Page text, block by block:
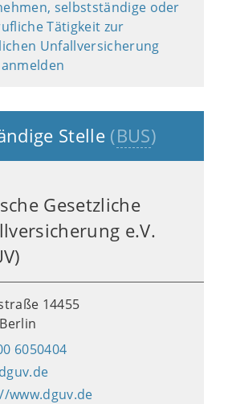
selbstständige oder
Tätigkeit zur
Unfallversicherung
Stelle (BUS)
Gesetzliche
e.V.
14455
6050404
www.dguv.de